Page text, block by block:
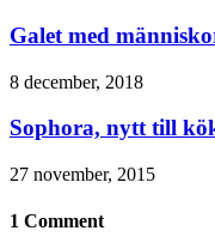
Galet med
8 december, 2018
Sophora, nytt till
27 november, 2015
1 Comment